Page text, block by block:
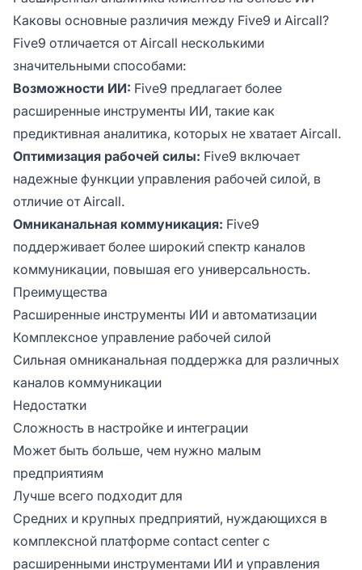
Каковы основные различия между Five9 и Aircall?
Five9 отличается от Aircall несколькими
значительными способами:
Возможности ИИ: Five9 предлагает более
расширенные инструменты ИИ, такие как
предиктивная аналитика, которых не хватает Aircall.
Оптимизация рабочей силы: Five9 включает
надежные функции управления рабочей силой, в
отличие от Aircall.
Омниканальная коммуникация: Five9
поддерживает более широкий спектр каналов
коммуникации, повышая его универсальность.
Преимущества
Расширенные инструменты ИИ и автоматизации
Комплексное управление рабочей силой
Сильная омниканальная поддержка для различных
каналов коммуникации
Недостатки
Сложность в настройке и интеграции
Может быть больше, чем нужно малым
предприятиям
Лучше всего подходит для
Средних и крупных предприятий, нуждающихся в
комплексной платформе contact center с
расширенными инструментами ИИ и управления